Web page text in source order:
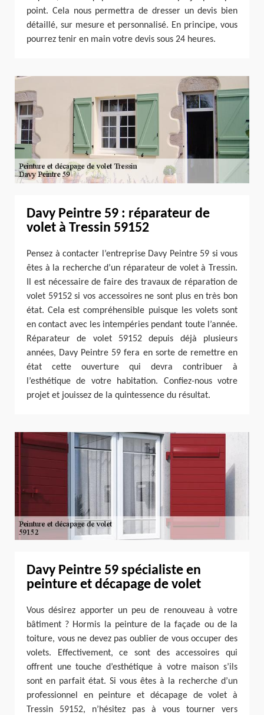
point. Cela nous permettra de dresser un devis bien
détaillé, sur mesure et personnalisé. En principe, vous
pourrez tenir en main votre devis sous 24 heures.
Davy Peintre 59 : réparateur de
volet à Tressin 59152
Pensez à contacter l’entreprise Davy Peintre 59 si vous
êtes à la recherche d’un réparateur de volet à Tressin.
Il est nécessaire de faire des travaux de réparation de
volet 59152 si vos accessoires ne sont plus en très bon
état. Cela est compréhensible puisque les volets sont
en contact avec les intempéries pendant toute l’année.
Réparateur de volet 59152 depuis déjà plusieurs
années, Davy Peintre 59 fera en sorte de remettre en
état cette ouverture qui devra contribuer à
l’esthétique de votre habitation. Confiez-nous votre
projet et jouissez de la quintessence du résultat.
Davy Peintre 59 spécialiste en
peinture et décapage de volet
Vous désirez apporter un peu de renouveau à votre
bâtiment ? Hormis la peinture de la façade ou de la
toiture, vous ne devez pas oublier de vous occuper des
volets. Effectivement, ce sont des accessoires qui
offrent une touche d’esthétique à votre maison s’ils
sont en parfait état. Si vous êtes à la recherche d’un
professionnel en peinture et décapage de volet à
Tressin 59152, n’hésitez pas à vous tourner vers